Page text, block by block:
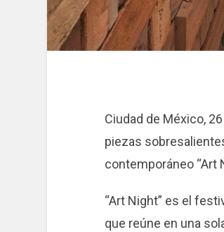
Ciudad de México,
piezas
contemporáneo “Art
“Art Night” es el
que reúne en una